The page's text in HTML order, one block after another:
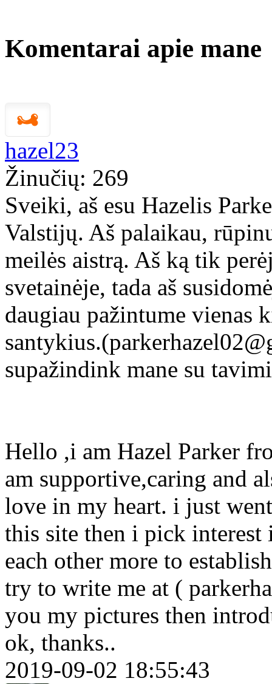
Komentarai apie mane
hazel23
Žinučių: 269
Sveiki, aš esu Hazelis
Valstijų. Aš palaikau,
meilės aistrą. Aš ką tik
svetainėje, tada aš
daugiau pažintume vienas
supažindink mane su
Hello ,i am Hazel Parker
am supportive,caring and
love in my heart. i just
this site then i pick
each other more to
try to write me at (
you my pictures then
ok, thanks..
2019-09-02 18:55:43